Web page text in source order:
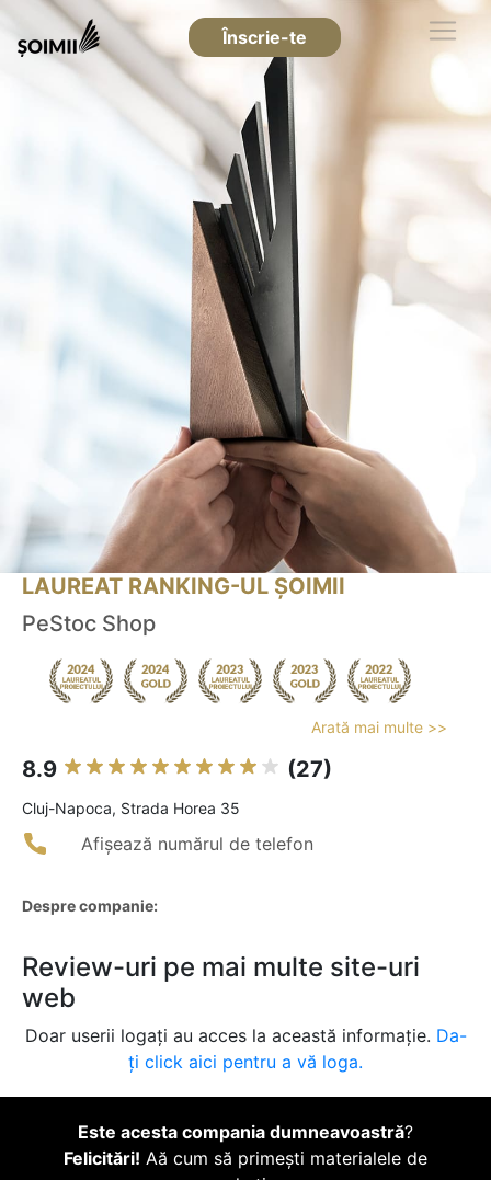
Înscrie-te
LAUREAT RANKING-UL ȘOIMII
PeStoc Shop
Arată mai multe >>
8.9 (27)
Cluj-Napoca, Strada Horea 35
Afișează numărul de telefon
Despre companie:
Review-uri pe mai multe site-uri
web
Doar userii logați au acces la această informație. Da-
ți click aici pentru a vă loga.
Este acesta compania dumneavoastră?
Felicitări! Aă cum să primești materialele de